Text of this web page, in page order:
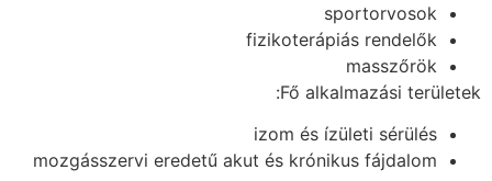
sportorvosok
fizikoterápiás rendelők
masszőrök
Fő alkalmazási területek:
izom és ízületi sérülés
mozgásszervi eredetű akut és krónikus fájdalom